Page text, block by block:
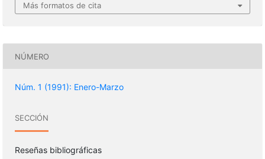
Más formatos de cita
NÚMERO
Núm. 1 (1991): Enero-Marzo
SECCIÓN
Reseñas bibliográficas